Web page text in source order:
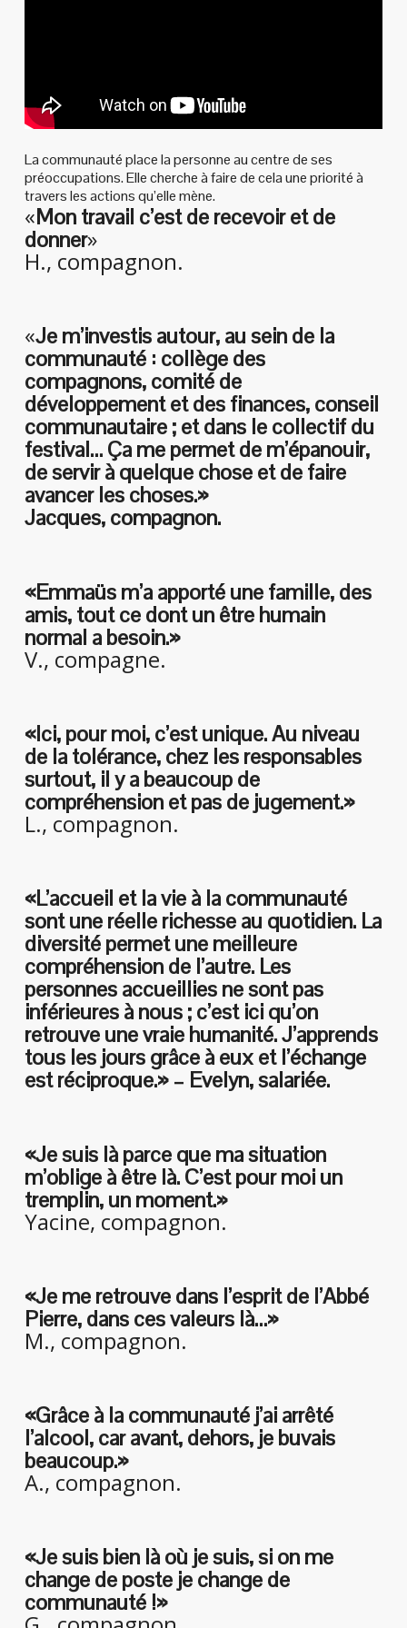
La communauté place la personne au centre de ses
préoccupations. Elle cherche à faire de cela une priorité à
travers les actions qu’elle mène.
«Mon travail c’est de recevoir et de
donner»
H., compagnon.
«Je m’investis autour, au sein de la
communauté : collège des
compagnons, comité de
développement et des finances, conseil
communautaire ; et dans le collectif du
festival… Ça me permet de m’épanouir,
de servir à quelque chose et de faire
avancer les choses.»
Jacques, compagnon.
«Emmaüs m’a apporté une famille, des
amis, tout ce dont un être humain
normal a besoin.»
V., compagne.
«Ici, pour moi, c’est unique. Au niveau
de la tolérance, chez les responsables
surtout, il y a beaucoup de
compréhension et pas de jugement.»
L., compagnon.
«L’accueil et la vie à la communauté
sont une réelle richesse au quotidien. La
diversité permet une meilleure
compréhension de l’autre. Les
personnes accueillies ne sont pas
inférieures à nous ; c’est ici qu’on
retrouve une vraie humanité. J’apprends
tous les jours grâce à eux et l’échange
est réciproque.» – Evelyn, salariée.
«Je suis là parce que ma situation
m’oblige à être là. C’est pour moi un
tremplin, un moment.»
Yacine, compagnon.
«Je me retrouve dans l’esprit de l’Abbé
Pierre, dans ces valeurs là…»
M., compagnon.
«Grâce à la communauté j’ai arrêté
l’alcool, car avant, dehors, je buvais
beaucoup.»
A., compagnon.
«Je suis bien là où je suis, si on me
change de poste je change de
communauté !»